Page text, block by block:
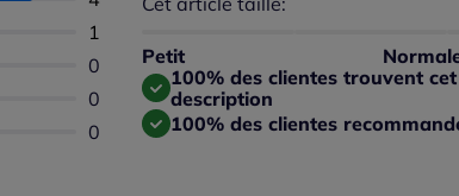
Nombre d'avis :
1
Aucun avis disponible
0
Aucun avis disponible
0
Aucun avis disponible
0
Petit
Taille grand : 20%
100% des clientes trouvent
description
100% des clientes